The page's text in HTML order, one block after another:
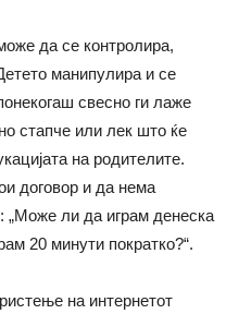
да се контролира,
манипулира и се
свесно ги лаже
стапче или лек што ќе
на родителите.
договор и да нема
„Може ли да играм денеска
20 минути пократко?“.
на интернетот